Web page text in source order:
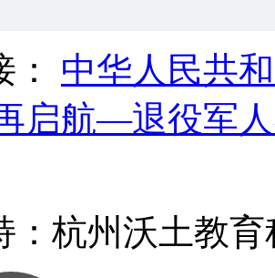
中华人民共
启航—退役军
：杭州沃土教